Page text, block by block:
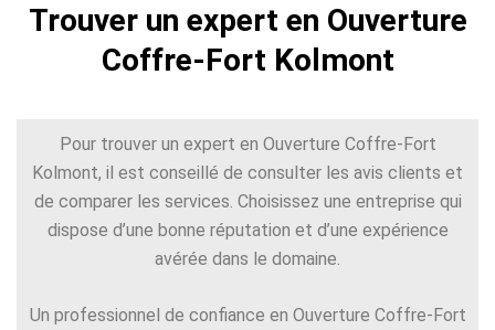
Trouver un expert en Ouverture
Coffre-Fort Kolmont
Pour trouver un expert en Ouverture Coffre-Fort
Kolmont, il est conseillé de consulter les avis clients et
de comparer les services. Choisissez une entreprise qui
dispose d’une bonne réputation et d’une expérience
avérée dans le domaine.
Un professionnel de confiance en Ouverture Coffre-Fort